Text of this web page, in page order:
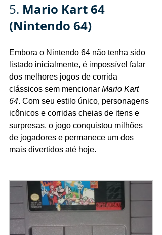
5. Mario Kart 64
(Nintendo 64)
Embora o Nintendo 64 não tenha sido
listado inicialmente, é impossível falar
dos melhores jogos de corrida
clássicos sem mencionar Mario Kart
64. Com seu estilo único, personagens
icônicos e corridas cheias de itens e
surpresas, o jogo conquistou milhões
de jogadores e permanece um dos
mais divertidos até hoje.